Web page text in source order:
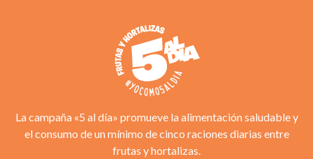
La campaña «5 al día» promueve la alimentación saludable y
el consumo de un mínimo de cinco raciones diarias entre
frutas y hortalizas.